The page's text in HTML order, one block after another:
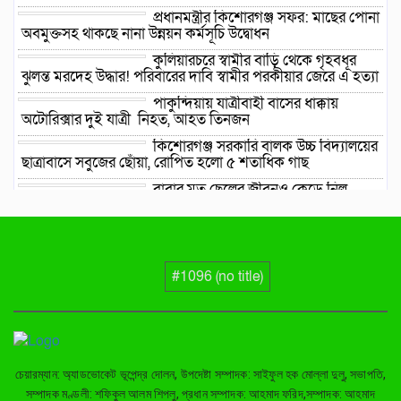
প্রধানমন্ত্রীর কিশোরগঞ্জ সফর: মাছের পোনা
অবমুক্তসহ থাকছে নানা উন্নয়ন কর্মসূচি উদ্বোধন
কুলিয়ারচরে স্বামীর বাড়ি থেকে গৃহবধূর
ঝুলন্ত মরদেহ উদ্ধার! পরিবারের দাবি স্বামীর পরকীয়ার জেরে এ হত্যা
পাকুন্দিয়ায় যাত্রীবাহী বাসের ধাক্কায়
অটোরিক্সার দুই যাত্রী নিহত, আহত তিনজন
কিশোরগঞ্জ সরকারি বালক উচ্চ বিদ্যালয়ের
ছাত্রাবাসে সবুজের ছোঁয়া, রোপিত হলো ৫ শতাধিক গাছ
বাবার মত ছেলের জীবনও কেড়ে নিল
থেকে উদ্ধার
মেলেনি, দুই দিনের উদ্ধার অভিযান সমাপ্ত
#1096 (no title)
চেয়ারম্যান: অ্যাডভোকেট ভূপেন্দ্র দোলন, উপদেষ্টা সম্পাদক: সাইফুল হক মোল্লা দুলু, সভাপতি,
সম্পাদক মণ্ডলী: শফিকুল আলম শিপলু, প্রধান সম্পাদক: আহমাদ ফরিদ,সম্পাদক: আহমাদ